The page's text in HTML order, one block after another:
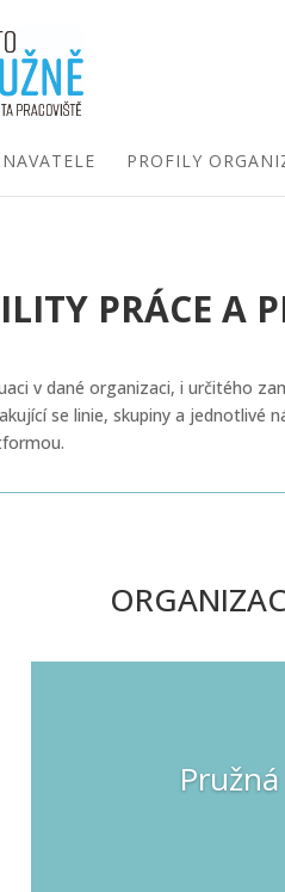
PROFILY
PRÁCE A
v dané organizaci, i určitého
se linie, skupiny a jednotlivé